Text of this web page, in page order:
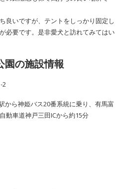
良いですが、テントをしっかり固定し
必要です。是非愛犬と訪れてみてはい
園の施設情報
2
から神姫バス20番系統に乗り、有馬富
動車道神戸三田ICから約15分